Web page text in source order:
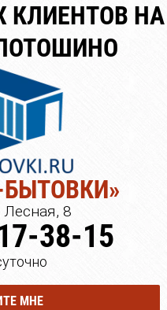
НА
8
38-15
МНЕ